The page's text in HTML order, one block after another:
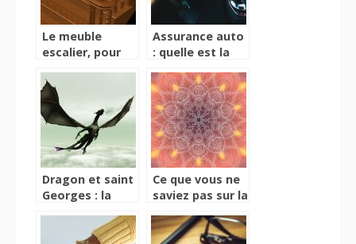
Le meuble
escalier, pour
originale
Assurance auto
: quelle est la
garantie à
choisir et
pourquoi ?
Dragon et saint
Georges : la
Ce que vous ne
saviez pas sur la
Mandala